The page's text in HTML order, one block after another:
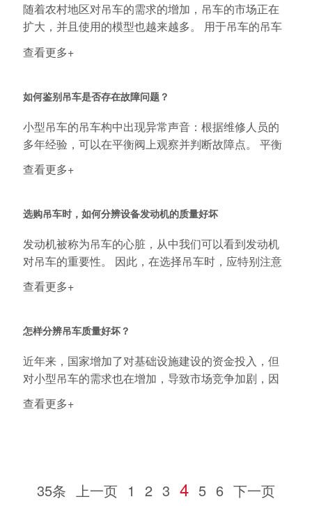
随着农村地区对吊车的需求的增加，吊车的市场正在
扩大，并且使用的模型也越来越多。 用于吊车的吊车
的...
查看更多+
如何鉴别吊车是否存在故障问题？
小型吊车的吊车构中出现异常声音：根据维修人员的
多年经验，可以在平衡阀上观察并判断故障点。 平衡
阀...
查看更多+
选购吊车时，如何分辨设备发动机的质量好坏
发动机被称为吊车的心脏，从中我们可以看到发动机
对吊车的重要性。 因此，在选择吊车时，应特别注意
发...
查看更多+
怎样分辨吊车质量好坏？
近年来，国家增加了对基础设施建设的资金投入，但
对小型吊车的需求也在增加，导致市场竞争加剧，因
此价...
查看更多+
35条 上一页 1 2 3 4 5 6 下一页